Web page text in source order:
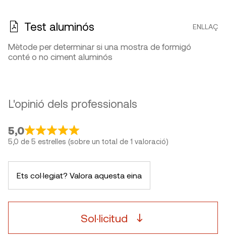
Test aluminós ENLLAÇ
Mètode per determinar si una mostra de formigó
conté o no ciment aluminós
L'opinió dels professionals
5,0
5,0 de 5 estrelles (sobre un total de 1 valoració)
Ets col·legiat? Valora aquesta eina
Sol·licitud